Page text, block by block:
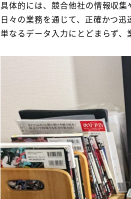
具体的には、競合他社の情報収集
日々の業務を通じて、正確かつ迅
単なるデータ入力にとどまらず、